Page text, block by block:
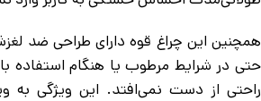
همچنین این چراغ قوه دارای طراحی ضد
حتی در شرایط مرطوب یا هنگام استفاده
راحتی از دست نمی‌افتد. این ویژگی به